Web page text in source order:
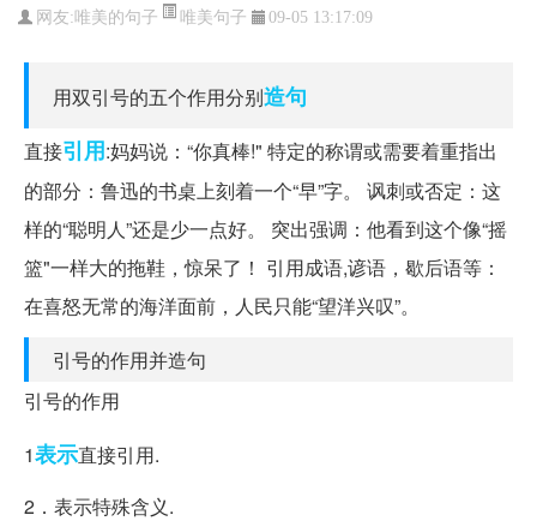
网友: 唯美的句子 唯美句子 09-05 13:17:09
用双引号的五个作用分别造句
直接引用:妈妈说：“你真棒!" 特定的称谓或需要着重指出
的部分：鲁迅的书桌上刻着一个“早”字。 讽刺或否定：这
样的“聪明人”还是少一点好。 突出强调：他看到这个像“摇
篮"一样大的拖鞋，惊呆了！ 引用成语,谚语，歇后语等：
在喜怒无常的海洋面前，人民只能“望洋兴叹”。
引号的作用并造句
引号的作用
1表示直接引用.
2．表示特殊含义.